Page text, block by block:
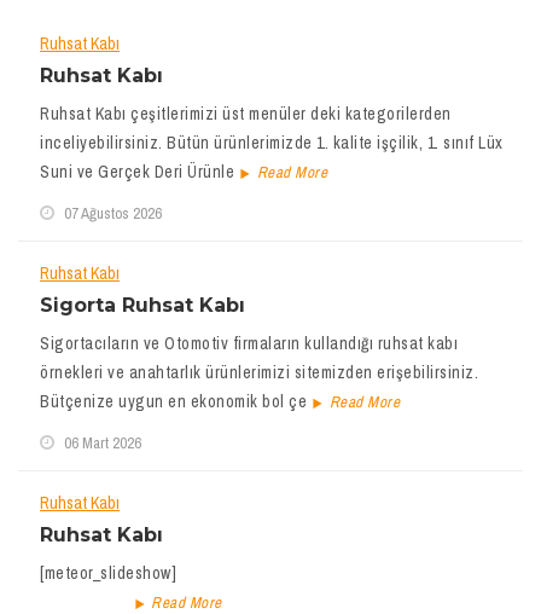
Ruhsat Kabı
Ruhsat Kabı
Ruhsat Kabı çeşitlerimizi üst menüler deki kategorilerden
inceliyebilirsiniz. Bütün ürünlerimizde 1. kalite işçilik, 1. sınıf Lüx
Suni ve Gerçek Deri Ürünle
Read More
07 Ağustos 2026
Ruhsat Kabı
Sigorta Ruhsat Kabı
Sigortacıların ve Otomotiv firmaların kullandığı ruhsat kabı
örnekleri ve anahtarlık ürünlerimizi sitemizden erişebilirsiniz.
Bütçenize uygun en ekonomik bol çe
Read More
06 Mart 2026
Ruhsat Kabı
Ruhsat Kabı
[meteor_slideshow]
Read More